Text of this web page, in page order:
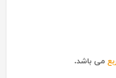
می باشد.